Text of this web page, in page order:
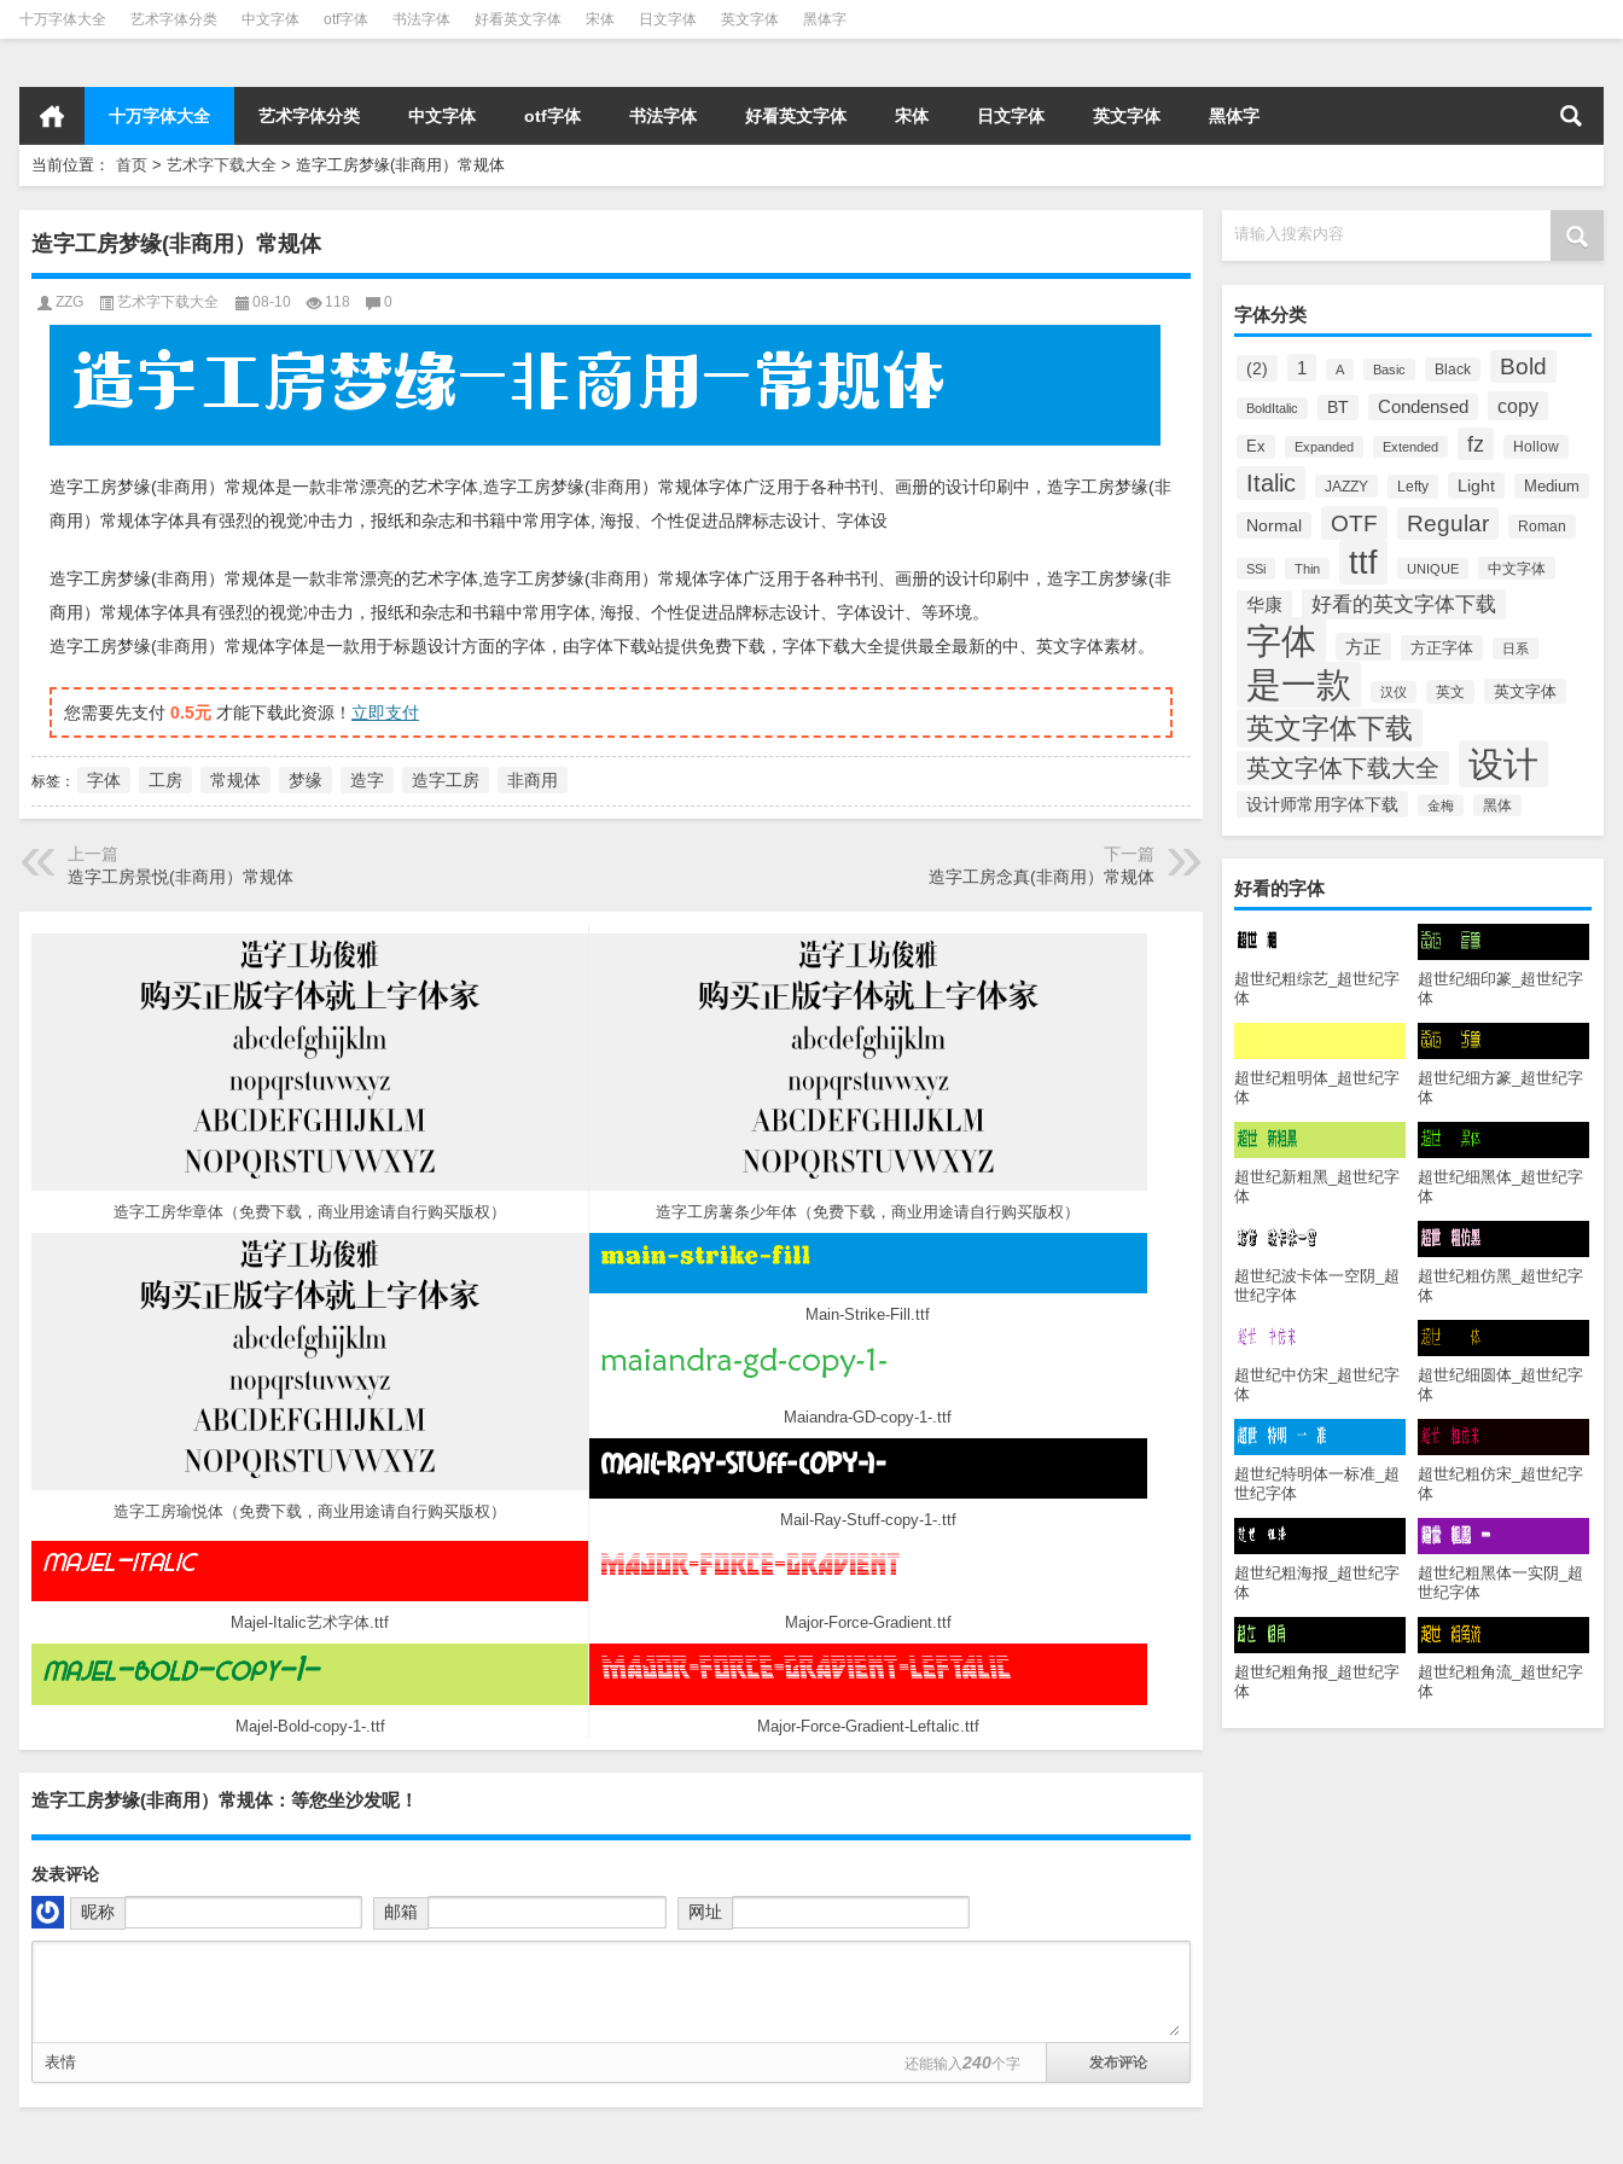
十万字体大全 艺术字体分类 中文字体 otf字体 书法字体 好看英文字体 宋体 日文字体 英文字体 黑体字
十万字体大全 艺术字体分类 中文字体 otf字体 书法字体 好看英文字体 宋体 日文字体 英文字体 黑体字
当前位置： 首页 > 艺术字下载大全 > 造字工房梦缘(非商用）常规体
请输入搜索内容
字体分类
(2) 1 A Basic Black Bold
BoldItalic BT Condensed copy
Ex Expanded Extended fz Hollow
Italic JAZZY Lefty Light Medium
Normal OTF Regular Roman
SSi Thin ttf UNIQUE 中文字体
华康 好看的英文字体下载
字体 方正 方正字体 日系
是一款 汉仪 英文 英文字体
英文字体下载
英文字体下载大全 设计
设计师常用字体下载 金梅 黑体
好看的字体
超世纪粗综艺_超世纪字
体
超世纪细印篆_超世纪字
体
超世纪粗明体_超世纪字
体
超世纪细方篆_超世纪字
体
超世纪新粗黑_超世纪字
体
超世纪细黑体_超世纪字
体
超世纪波卡体一空阴_超
世纪字体
超世纪粗仿黑_超世纪字
体
超世纪中仿宋_超世纪字
体
超世纪细圆体_超世纪字
体
超世纪特明体一标准_超
世纪字体
超世纪粗仿宋_超世纪字
体
超世纪粗海报_超世纪字
体
超世纪粗黑体一实阴_超
世纪字体
超世纪粗角报_超世纪字
体
超世纪粗角流_超世纪字
体
造字工房梦缘(非商用）常规体
ZZG 艺术字下载大全 08-10 118 0
造字工房梦缘(非商用）常规体是一款非常漂亮的艺术字体,造字工房梦缘(非商用）常规体字体广泛用于各种书刊、画册的设计印刷中，造字工房梦缘(非
商用）常规体字体具有强烈的视觉冲击力，报纸和杂志和书籍中常用字体, 海报、个性促进品牌标志设计、字体设
造字工房梦缘(非商用）常规体是一款非常漂亮的艺术字体,造字工房梦缘(非商用）常规体字体广泛用于各种书刊、画册的设计印刷中，造字工房梦缘(非
商用）常规体字体具有强烈的视觉冲击力，报纸和杂志和书籍中常用字体, 海报、个性促进品牌标志设计、字体设计、等环境。
造字工房梦缘(非商用）常规体字体是一款用于标题设计方面的字体，由字体下载站提供免费下载，字体下载大全提供最全最新的中、英文字体素材。
您需要先支付 0.5元 才能下载此资源！ 立即支付
标签： 字体 工房 常规体 梦缘 造字 造字工房 非商用
上一篇
造字工房景悦(非商用）常规体
下一篇
造字工房念真(非商用）常规体
造字工房华章体（免费下载，商业用途请自行购买版权） 造字工房薯条少年体（免费下载，商业用途请自行购买版权）
造字工房瑜悦体（免费下载，商业用途请自行购买版权）
Main-Strike-Fill.ttf
Maiandra-GD-copy-1-.ttf
Mail-Ray-Stuff-copy-1-.ttf
Majel-Italic艺术字体.ttf Major-Force-Gradient.ttf
Majel-Bold-copy-1-.ttf Major-Force-Gradient-Leftalic.ttf
造字工房梦缘(非商用）常规体：等您坐沙发呢！
发表评论
昵称
邮箱 网址
表情 还能输入240个字